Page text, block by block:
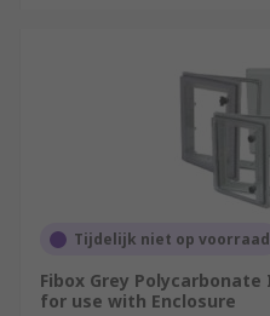
Tijdelijk niet op voorraad
Fibox Grey
for use with Enclosure